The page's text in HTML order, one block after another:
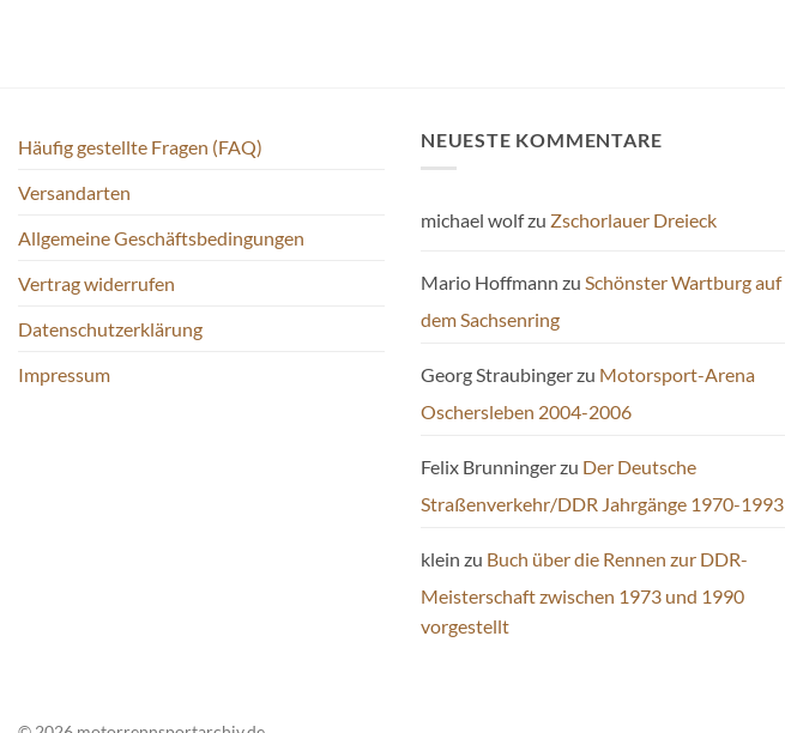
Häufig gestellte Fragen (FAQ)
Versandarten
Allgemeine Geschäftsbedingungen
Vertrag widerrufen
Datenschutzerklärung
Impressum
NEUESTE KOMMENTARE
michael wolfzu Zschorlauer Dreieck
Mario Hoffmann zu Schönster Wartburg auf
dem Sachsenring
Georg Straubingerzu Motorsport-Arena
Oschersleben 2004-2006
Felix Brunningerzu Der Deutsche
Straßenverkehr/DDR Jahrgänge 1970-1993
klein zu Buch über die Rennen zur DDR-
Meisterschaft zwischen 1973 und 1990
vorgestellt